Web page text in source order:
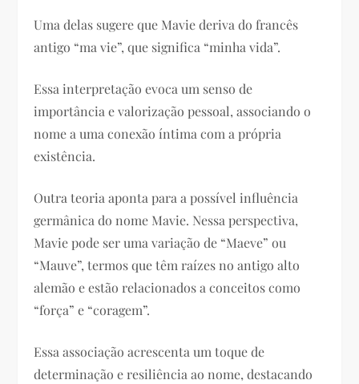
Uma delas sugere que Mavie deriva do francês
antigo “ma vie”, que significa “minha vida”.
Essa interpretação evoca um senso de
importância e valorização pessoal, associando o
nome a uma conexão íntima com a própria
existência.
Outra teoria aponta para a possível influência
germânica do nome Mavie. Nessa perspectiva,
Mavie pode ser uma variação de “Maeve” ou
“Mauve”, termos que têm raízes no antigo alto
alemão e estão relacionados a conceitos como
“força” e “coragem”.
Essa associação acrescenta um toque de
determinação e resiliência ao nome, destacando